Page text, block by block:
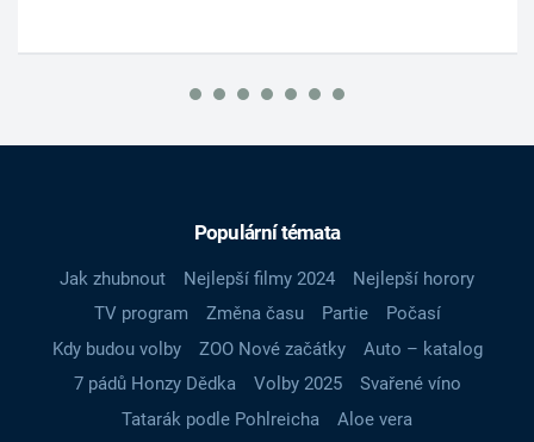
Populární témata
Jak zhubnout Nejlepší filmy 2024
Nejlepší horory
TV program
Změna času Partie
Počasí
Kdy budou volby
ZOO Nové začátky
Auto – katalog
7 pádů Honzy Dědka
Volby 2025
Svařené víno
Tatarák podle Pohlreicha
Aloe vera